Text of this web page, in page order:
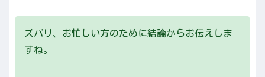
ズバリ、お忙しい方のために結論からお伝えしま
すね。